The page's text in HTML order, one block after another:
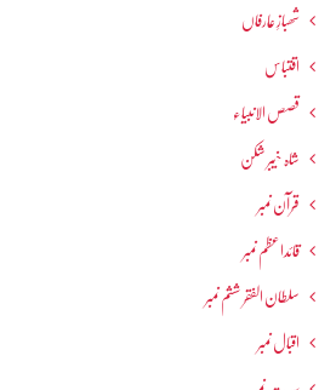
شھبازِ عارفاں
اقتباس
قصص الانبیاء
شاہ خیبر شکن
قرآن نمبر
قائداعظم نمبر
سلطان الفقر ششم نمبر
اقبال نمبر